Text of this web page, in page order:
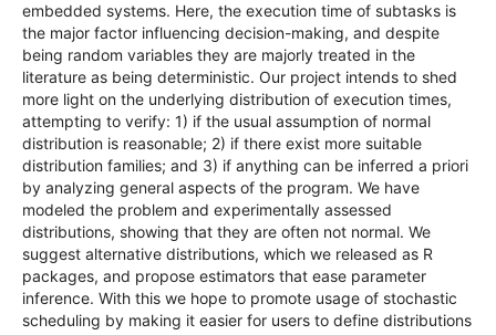
embedded systems. Here, the execution time of subtasks is
the major factor influencing decision-making, and despite
being random variables they are majorly treated in the
literature as being deterministic. Our project intends to shed
more light on the underlying distribution of execution times,
attempting to verify: 1) if the usual assumption of normal
distribution is reasonable; 2) if there exist more suitable
distribution families; and 3) if anything can be inferred a priori
by analyzing general aspects of the program. We have
modeled the problem and experimentally assessed
distributions, showing that they are often not normal. We
suggest alternative distributions, which we released as R
packages, and propose estimators that ease parameter
inference. With this we hope to promote usage of stochastic
scheduling by making it easier for users to define distributions